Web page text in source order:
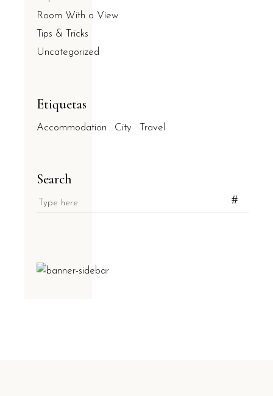
Room With a View
Tips & Tricks
Uncategorized
Etiquetas
Accommodation City Travel
Search
for: